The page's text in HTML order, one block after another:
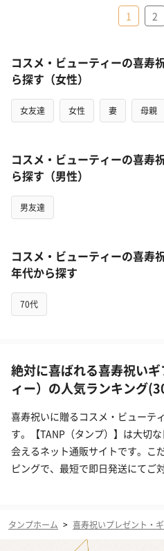
1 2
コスメ・ビューティーの喜寿
ら探す（女性）
女友達 女性 妻 母親
コスメ・ビューティーの喜寿
ら探す（男性）
男友達
コスメ・ビューティーの喜寿
年代から探す
70代
絶対に喜ばれる喜寿祝い
ィー）の人気ランキング
喜寿祝いに贈るコスメ・ビューテ
す。【TANP（タンプ）】は大切
会えるネット通販サイトです。こ
ピングで、最短で即日発送にてご
タンプホーム > 喜寿祝いプレゼント・